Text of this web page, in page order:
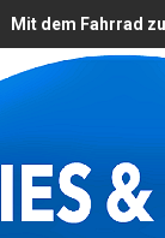
Mit dem Fahrrad zu